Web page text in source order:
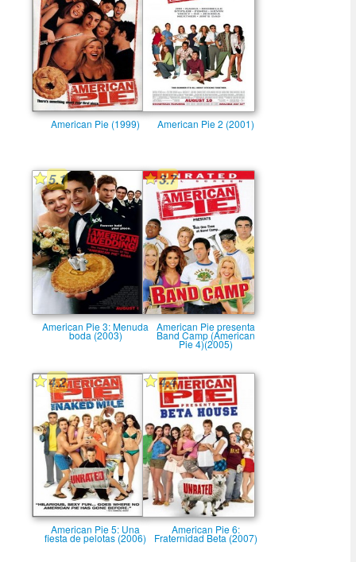
American Pie (1999) American Pie 2 (2001)
5.1
American Pie 3: Menuda
boda (2003)
3.7
American Pie presenta
Band Camp (American
Pie 4)(2005)
4.2
American Pie 5: Una
fiesta de pelotas (2006)
4.4
American Pie 6:
Fraternidad Beta (2007)